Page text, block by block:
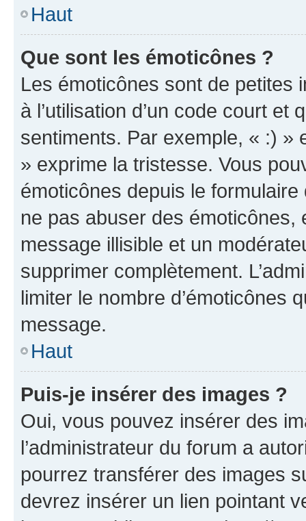
Haut
Que sont les émoticônes ?
Les émoticônes sont de petites
à l’utilisation d’un code court et
sentiments. Par exemple, « :) »
» exprime la tristesse. Vous
émoticônes depuis le
ne pas abuser des
message illisible et un
supprimer complètement.
limiter le nombre d’émoticônes
message.
Haut
Puis-je insérer des images ?
Oui, vous pouvez insérer des
l’administrateur du forum a
pourrez transférer des images
devrez insérer un lien pointant